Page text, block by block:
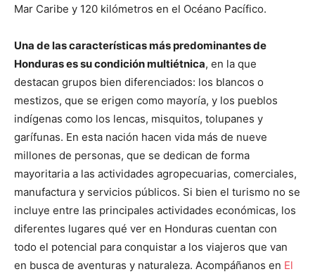
Mar Caribe y 120 kilómetros en el Océano Pacífico.
Una de las características más predominantes de
Honduras es su condición multiétnica, en la que
destacan grupos bien diferenciados: los blancos o
mestizos, que se erigen como mayoría, y los pueblos
indígenas como los lencas, misquitos, tolupanes y
garífunas. En esta nación hacen vida más de nueve
millones de personas, que se dedican de forma
mayoritaria a las actividades agropecuarias, comerciales,
manufactura y servicios públicos. Si bien el turismo no se
incluye entre las principales actividades económicas, los
diferentes lugares qué ver en Honduras cuentan con
todo el potencial para conquistar a los viajeros que van
en busca de aventuras y naturaleza. Acompáñanos en El